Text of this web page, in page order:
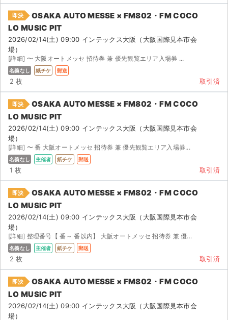
即決
OSAKA AUTO MESSE × FM802・FM COCO
LO MUSIC PIT
2026/02/14(土) 09:00 インテックス大阪（大阪国際見本市会
場）
[詳細] 〜 大阪オートメッセ 招待券 兼 優先観覧エリア入場券 ...
名義なし 紙チケ 郵送
2 枚 取引済
即決
OSAKA AUTO MESSE × FM802・FM COCO
LO MUSIC PIT
2026/02/14(土) 09:00 インテックス大阪（大阪国際見本市会
場）
[詳細] 〜 番 大阪オートメッセ 招待券 兼 優先観覧エリア入場券...
名義なし 主催者 紙チケ 郵送
1 枚 取引済
即決
OSAKA AUTO MESSE × FM802・FM COCO
LO MUSIC PIT
2026/02/14(土) 09:00 インテックス大阪（大阪国際見本市会
場）
[詳細] 整理番号【 番～ 番以内】 大阪オートメッセ 招待券 兼 優...
名義なし 主催者 紙チケ 郵送
2 枚 取引済
即決
OSAKA AUTO MESSE × FM802・FM COCO
LO MUSIC PIT
2026/02/14(土) 09:00 インテックス大阪（大阪国際見本市会
場）